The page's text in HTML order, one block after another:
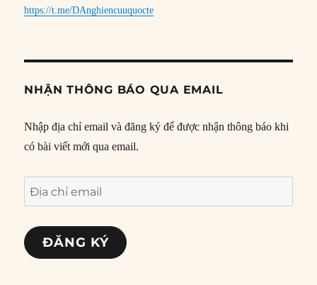
https://t.me/DAnghiencuuquocte
NHẬN THÔNG BÁO QUA EMAIL
Nhập địa chỉ email và đăng ký để được nhận thông báo khi
có bài viết mới qua email.
Địa
chỉ
email
ĐĂNG KÝ